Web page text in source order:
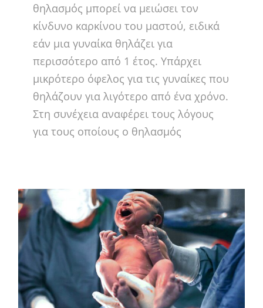
θηλασμός μπορεί να μειώσει τον
κίνδυνο καρκίνου του μαστού, ειδικά
εάν μια γυναίκα θηλάζει για
περισσότερο από 1 έτος. Υπάρχει
μικρότερο όφελος για τις γυναίκες που
θηλάζουν για λιγότερο από ένα χρόνο.
Στη συνέχεια αναφέρει τους λόγους
για τους οποίους ο θηλασμός